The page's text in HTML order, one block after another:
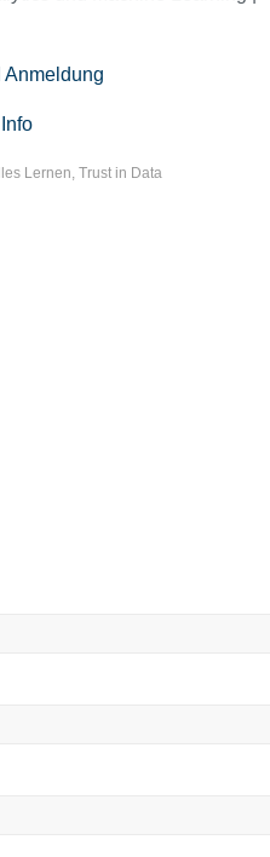
Anmeldung
Info
Lernen Trust in Data